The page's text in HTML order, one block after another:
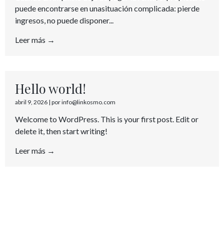
puede encontrarse en unasituación complicada: pierde
ingresos, no puede disponer...
Leer más →
Hello world!
abril 9, 2026 | por info@linkosmo.com
Welcome to WordPress. This is your first post. Edit or
delete it, then start writing!
Leer más →